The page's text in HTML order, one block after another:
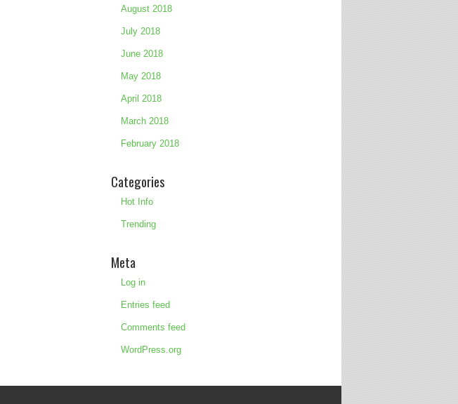
August 2018
July 2018
June 2018
May 2018
April 2018
March 2018
February 2018
Categories
Hot Info
Trending
Meta
Log in
Entries feed
Comments feed
WordPress.org